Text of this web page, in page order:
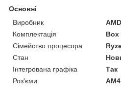
Основні
Виробник
AMD
Комплектація
Box
Сімейство процесора
Стан
Інтегрована графіка
Так
Роз'єми
AM4